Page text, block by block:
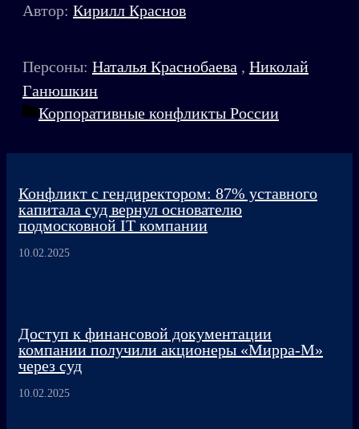
Автор: Кирилл Краснов
Персоны: Наталья Краснобаева , Николай
Ганюшкин
Рубрики
Корпоративные конфликты России
Конфликт с гендиректором: 87% уставного
капитала суд вернул основателю
подмосковной IT компании
10.02.2025
Доступ к финансовой документации
компании получили акционеры «Мирра-М»
через суд
10.02.2025